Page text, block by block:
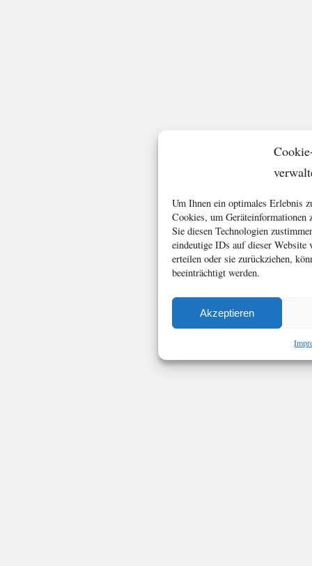
Um Ihnen ein optimales Erlebnis
Cookies, um Geräteinformationen
Sie diesen Technologien
eindeutige IDs auf dieser
erteilen oder sie zurückziehen,
beeinträchtigt werden.
Akzeptieren